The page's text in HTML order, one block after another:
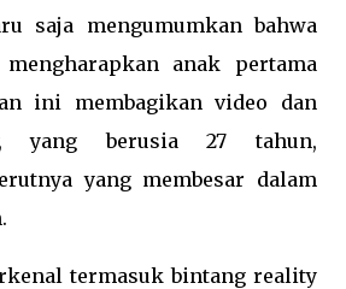
saja mengumumkan bahwa
anak pertama
ini membagikan video dan
yang berusia 27 tahun,
yang membesar dalam
termasuk bintang reality